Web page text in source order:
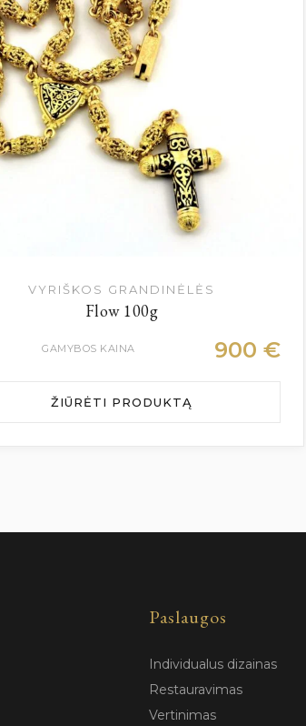
VYRIŠKOS GRANDINĖLĖS
Flow 100g
GAMYBOS KAINA 900 €
ŽIŪRĖTI PRODUKTĄ
Paslaugos
Individualus dizainas
Restauravimas
Vertinimas